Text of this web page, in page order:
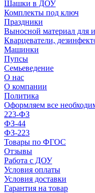
Шашки в ДОУ
Комплекты под ключ
Праздники
Выносной материал для
Кварцеватели,
Машинки
Пупсы
Семьеведение
О нас
О компании
Политика
Оформляем все
223-ФЗ
ФЗ-44
ФЗ-223
Товары по ФГОС
Отзывы
Работа с ДОУ
Условия оплаты
Условия доставки
Гарантия на товар